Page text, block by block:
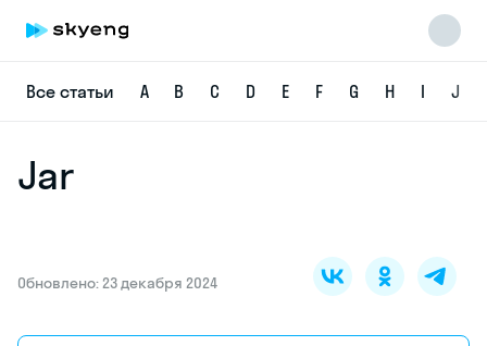
Все статьи A B C D E F G H I J
Jar
Обновлено: 23 декабря 2024